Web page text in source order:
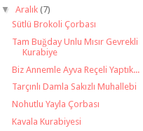
▼ Aralık (7)
Sütlü Brokoli Çorbası
Tam Buğday Unlu Mısır Gevrekli
Kurabiye
Biz Annemle Ayva Reçeli Yaptık...
Tarçınlı Damla Sakızlı Muhallebi
Nohutlu Yayla Çorbası
Kavala Kurabiyesi